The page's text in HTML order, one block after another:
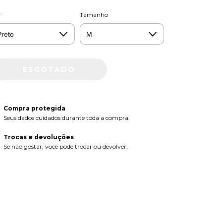
Tamanho
Compra protegida
Seus dados cuidados durante toda a compra.
Trocas e devoluções
Se não gostar, você pode trocar ou devolver.